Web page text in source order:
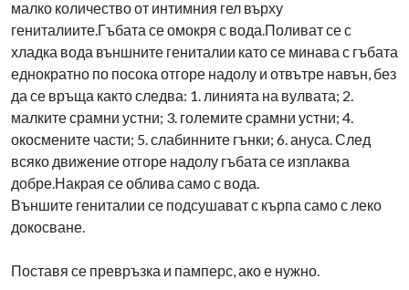
малко количество от интимния гел върху
гениталиите.Гъбата се омокря с вода.Поливат се с
хладка вода външните гениталии като се минава с гъбата
еднократно по посока отгоре надолу и отвътре навън, без
да се връща както следва: 1. линията на вулвата; 2.
малките срамни устни; 3. големите срамни устни; 4.
окосмените части; 5. слабинните гънки; 6. ануса. След
всяко движение отгоре надолу гъбата се изплаква
добре.Накрая се облива само с вода.
Външите гениталии се подсушават с кърпа само с леко
докосване.
Поставя се превръзка и памперс, ако е нужно.